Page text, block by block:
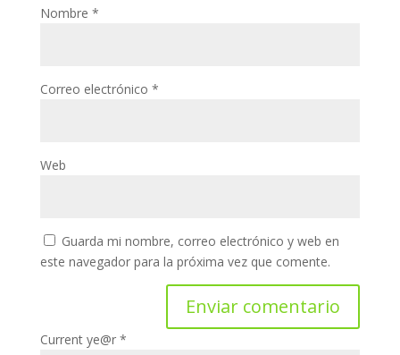
Nombre *
Correo electrónico *
Web
Guarda mi nombre, correo electrónico y web en
este navegador para la próxima vez que comente.
Current ye@r *